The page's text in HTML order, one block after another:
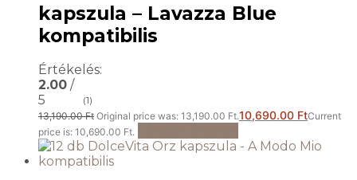
kapszula – Lavazza Blue
kompatibilis
Értékelés:
2.00 /
5
(1)
13,190.00Ft Original price was: 13,190.00 Ft.10,690.00 FtCurrent
price is: 10,690.00 Ft.